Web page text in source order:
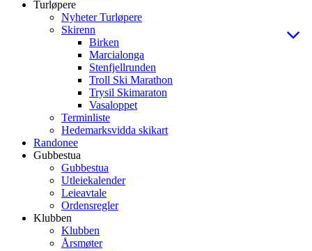
Turløpere
Nyheter Turløpere
Skirenn
Birken
Marcialonga
Stenfjellrunden
Troll Ski Marathon
Trysil Skimaraton
Vasaloppet
Terminliste
Hedemarksvidda skikart
Randonee
Gubbestua
Gubbestua
Utleiekalender
Leieavtale
Ordensregler
Klubben
Klubben
Årsmøter